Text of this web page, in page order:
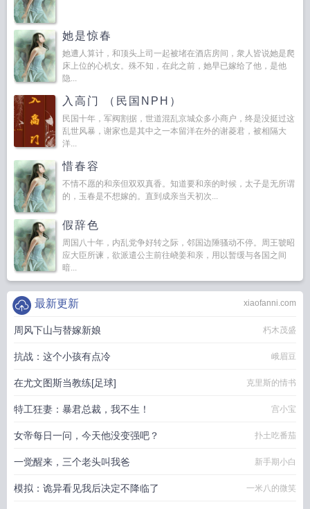
她是惊春
她遭人算计，和顶头上司一起被堵在酒店房间，衆人皆说她是爬
床上位的心机女。殊不知，在此之前，她早已嫁给了他，是他
隐...
入高门 （民国NPH）
民国十年，军阀割据，世道混乱京城众多小商户，终是没挺过这
乱世风暴，谢家也是其中之一本留洋在外的谢菱君，被相隔大
洋...
惜春容
不情不愿的和亲但双双真香。知道要和亲的时候，太子是无所谓
的，玉春是不想嫁的。直到成亲当天初次...
假辞色
周国八十年，内乱党争好转之际，邻国边陲骚动不停。周王虢昭
应大臣所谏，欲派遣公主前往峣姜和亲，用以暂缓与各国之间
暗...
xiaofanni.com
最新更新
周风下山与替嫁新娘 朽木茂盛
抗战：这个小孩有点冷 峨眉豆
在尤文图斯当教练[足球] 克里斯的情书
特工狂妻：暴君总裁，我不生！ 宫小宝
女帝每日一问，今天他没变强吧？ 扑土吃番茄
一觉醒来，三个老头叫我爸 新手期小白
模拟：诡异看见我后决定不降临了 一米八的微笑